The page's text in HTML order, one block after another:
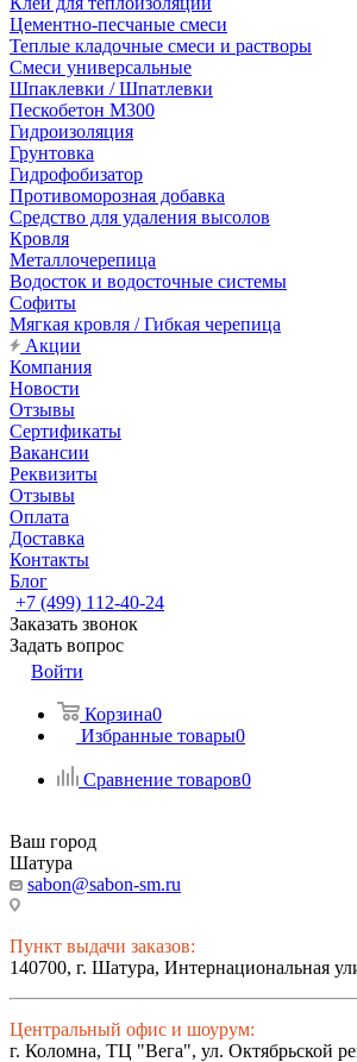
Цементно-песчаные смеси
Теплые кладочные смеси и растворы
Смеси универсальные
Шпаклевки / Шпатлевки
Пескобетон М300
Гидроизоляция
Грунтовка
Гидрофобизатор
Противоморозная добавка
Средство для удаления высолов
Кровля
Металлочерепица
Водосток и водосточные системы
Софиты
Мягкая кровля / Гибкая черепица
Акции
Компания
Новости
Отзывы
Сертификаты
Вакансии
Реквизиты
Отзывы
Оплата
Доставка
Контакты
Блог
+7 (499) 112-40-24
Заказать звонок
Задать вопрос
Войти
Корзина0
Избранные товары0
Сравнение товаров0
Ваш город
Шатура
sabon@sabon-sm.ru
Пункт выдачи заказов:
140700, г. Шатура, Интернациональная
Центральный офис и шоурум:
г. Коломна, ТЦ "Вега", ул. Октябрьской